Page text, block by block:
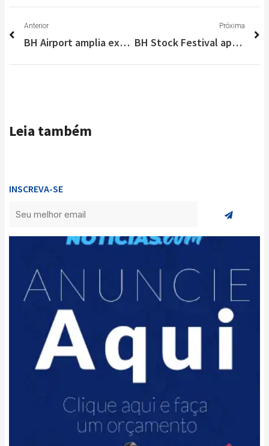
Anterior
BH Airport amplia experiência dos passageiros com QR Code que oferece dicas turísticas
Próxima
BH Stock Festival apoia o SOS Lagoa da Pampulha para recuperar o cartão postal da capital mineira
Leia também
INSCREVA-SE